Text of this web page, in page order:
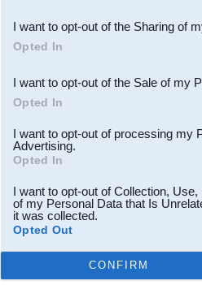
Downstream Participants
third parties.
I want to opt-out of the Sharing of
Opted In
I want to opt-out of the Sale of my
Opted In
I want to opt-out of processing my
Advertising.
Opted In
I want to opt-out of Collection,
of my Personal Data that Is
it was collected.
Opted Out
CONFIRM